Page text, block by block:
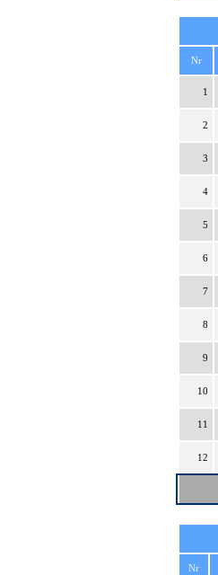
Nr
1
2
3
4
5
6
7
8
9
10
11
12
Nr